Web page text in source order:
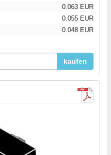
0.063 EUR
0.055 EUR
0.048 EUR
kaufen